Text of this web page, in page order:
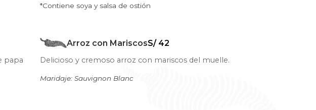
*Contiene soya y salsa de ostión
papa
Arroz con MariscosS/ 42
Delicioso y cremoso arroz con mariscos del muelle.
Maridaje: Sauvignon Blanc